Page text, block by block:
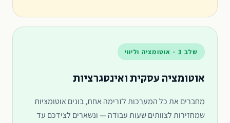
שלב 3 · אוטומציה וליווי
אוטומציה עסקית ואינטגרציות
מחברים את כל המערכות לזרימה אחת, בונים אוטומציות
שמחזירות לצוותים שעות עבודה — ונשארים לצידכם עד